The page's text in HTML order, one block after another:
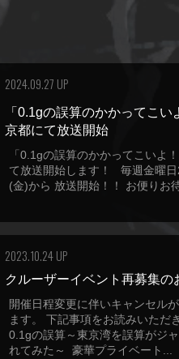
2024.09.27 UP
「0.1gの誤算のかかってこ
京都にて放送開始
「0.1gの誤算のかかってこいよ
て放送開始します！ 毎週金曜
(金)から 放送開始！！ お便りお
2023.10.24 UP
クルーザーイベント再募集の
開催日程変更に伴いキャンセル
ます。 下記事項をお読みいただ
0.1gの誤算～東京湾を誤算がジ
れてみた～ 豪華プライベート...